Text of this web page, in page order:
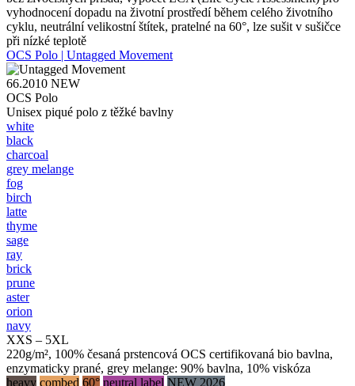
vyhodnocení dopadu na životní prostředí během celého životního
cyklu, neutrální velikostní štítek, pratelné na 60°, lze sušit v sušičce
při nízké teplotě
OCS Polo | Untagged Movement
66.2010 NEW
OCS Polo
Unisex piqué polo z těžké bavlny
white
black
charcoal
grey melange
fog
birch
latte
thyme
sage
ray
brick
prune
aster
orion
navy
XXS – 5XL
220g/m², 100% česaná prstencová OCS certifikovaná bio bavlna,
enzymaticky prané, grey melange: 90% bavlna, 10% viskóza
heavy combed 60° neutral label NEW 2026